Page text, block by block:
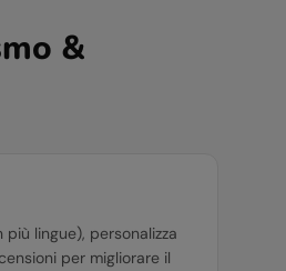
&
lingue), personalizza
per migliorare il